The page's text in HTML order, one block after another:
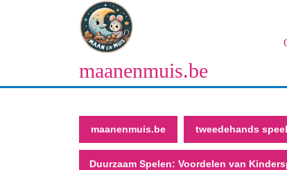
maanenmuis.be
maanenmuis.be tweedehands
Duurzaam Spelen: Voordelen van